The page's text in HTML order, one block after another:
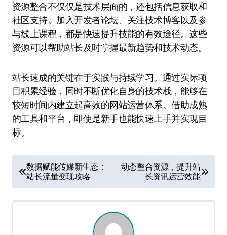
资源整合不仅仅是技术层面的，还包括信息获取和
社区支持。加入开发者论坛、关注技术博客以及参
与线上课程，都是快速提升技能的有效途径。这些
资源可以帮助站长及时掌握最新趋势和技术动态。
站长速成的关键在于实践与持续学习。通过实际项
目积累经验，同时不断优化自身的技术栈，能够在
较短时间内建立起高效的网站运营体系。借助成熟
的工具和平台，即使是新手也能快速上手并实现目
标。
章
导
数据赋能传媒新生态：
站长流量变现攻略
动态整合资源，提升站
长资讯运营效能